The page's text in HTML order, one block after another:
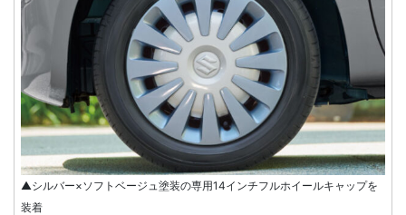
▲シルバー×ソフトベージュ塗装の専用14インチフルホイールキャップを
装着